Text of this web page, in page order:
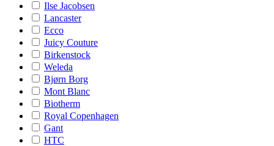
Ilse Jacobsen
Lancaster
Ecco
Juicy Couture
Birkenstock
Weleda
Bjørn Borg
Mont Blanc
Biotherm
Royal Copenhagen
Gant
HTC